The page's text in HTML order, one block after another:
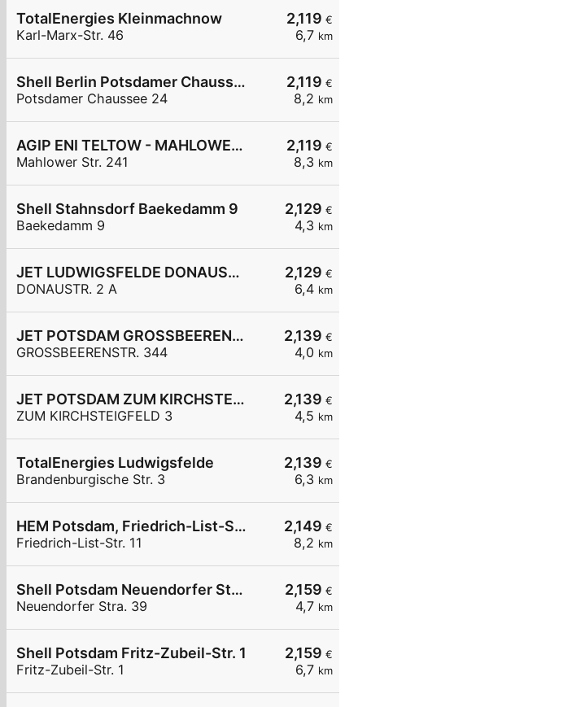
2,119 €
6,7 km
TotalEnergies Kleinmachnow
Karl-Marx-Str. 46
2,119 €
8,2 km
Shell Berlin Potsdamer Chaussee 24
Potsdamer Chaussee 24
2,119 €
8,3 km
AGIP ENI TELTOW - MAHLOWER STR. 241
Mahlower Str. 241
2,129 €
4,3 km
Shell Stahnsdorf Baekedamm 9
Baekedamm 9
2,129 €
6,4 km
JET LUDWIGSFELDE DONAUSTR. 2 A
DONAUSTR. 2 A
2,139 €
4,0 km
JET POTSDAM GROSSBEERENSTR. 344
GROSSBEERENSTR. 344
2,139 €
4,5 km
JET POTSDAM ZUM KIRCHSTEIGFELD 3
ZUM KIRCHSTEIGFELD 3
2,139 €
6,3 km
TotalEnergies Ludwigsfelde
Brandenburgische Str. 3
2,149 €
8,2 km
HEM Potsdam, Friedrich-List-Str. 11
Friedrich-List-Str. 11
2,159 €
4,7 km
Shell Potsdam Neuendorfer Stra. 39
Neuendorfer Stra. 39
2,159 €
6,7 km
Shell Potsdam Fritz-Zubeil-Str. 1
Fritz-Zubeil-Str. 1